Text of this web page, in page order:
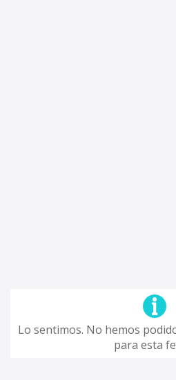
Lo sentimos. No hemos
para esta